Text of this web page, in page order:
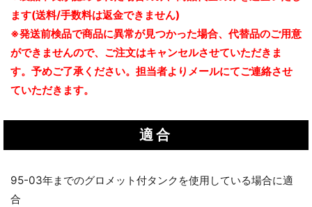
ます(送料/手数料は返金できません)
※発送前検品で商品に異常が見つかった場合、代替品のご用意
ができませんので、ご注文はキャンセルさせていただきま
す。予めご了承ください。担当者よりメールにてご連絡させ
ていただきます。
適合
95-03年までのグロメット付タンクを使用している場合に適
合